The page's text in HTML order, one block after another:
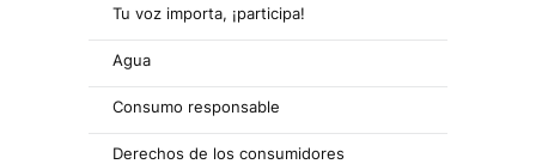
Tu voz importa, ¡participa!
Agua
Consumo responsable
Derechos de los consumidores